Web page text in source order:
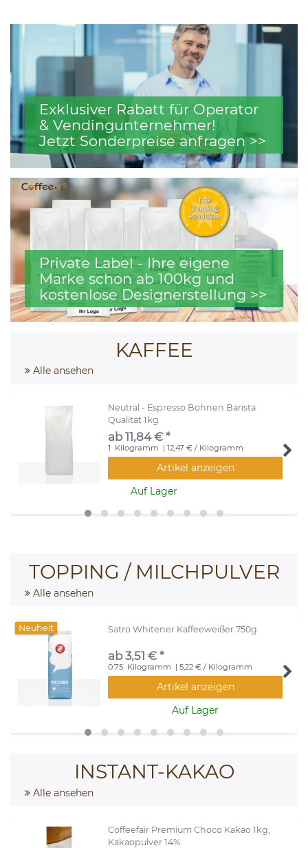
Exklusiver Rabatt für Operator
& Vendingunternehmer!
Jetzt Sonderpreise anfragen >>
Private Label - Ihre eigene
Marke schon ab 100kg und
kostenlose Designerstellung >>
KAFFEE
Alle ansehen
Neutral - Espresso Bohnen Barista
Qualität 1kg
ab 11,84 € *
1 Kilogramm | 12,47 € / Kilogramm
Artikel anzeigen
Auf Lager
TOPPING / MILCHPULVER
Alle ansehen
Neuheit Satro Whitener Kaffeeweißer 750g
ab 3,51 € *
0.75 Kilogramm | 5,22 € / Kilogramm
Artikel anzeigen
Auf Lager
INSTANT-KAKAO
Alle ansehen
Coffeefair Premium Choco Kakao 1kg,
Kakaopulver 14%